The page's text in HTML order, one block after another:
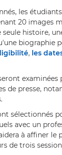
les
20 images
seule histoire,
biographie
, les
examinées
de presse,
sélectionnés
avec un
à affiner le
de trois